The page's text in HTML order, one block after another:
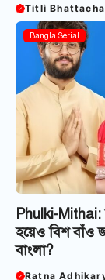
Titli
Bangla Serial
Phulki-Mithai:
হয়েও বিশ বাঁও
বাংলা?
Ratna